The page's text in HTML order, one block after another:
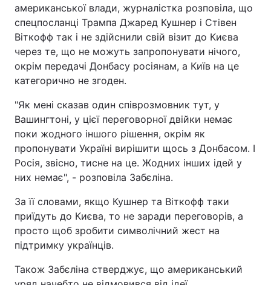
американської влади, журналістка розповіла, що
спецпосланці Трампа Джаред Кушнер і Стівен
Віткофф так і не здійснили свій візит до Києва
через те, що не можуть запропонувати нічого,
окрім передачі Донбасу росіянам, а Київ на це
категорично не згоден.
"Як мені сказав один співрозмовник тут, у
Вашингтоні, у цієї переговорної двійки немає
поки жодного іншого рішення, окрім як
пропонувати Україні вирішити щось з Донбасом. І
Росія, звісно, тисне на це. Жодних інших ідей у
них немає", - розповіла Забєліна.
За її словами, якщо Кушнер та Віткофф таки
приїдуть до Києва, то не заради переговорів, а
просто щоб зробити символічний жест на
підтримку українців.
Також Забєліна стверджує, що американський